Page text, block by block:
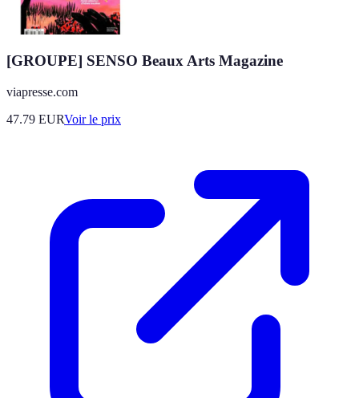
[GROUPE] SENSO Beaux Arts Magazine
viapresse.com
47.79 EURVoir le prix